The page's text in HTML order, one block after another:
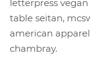
letterpress
table seitan,
american apparel
chambray.